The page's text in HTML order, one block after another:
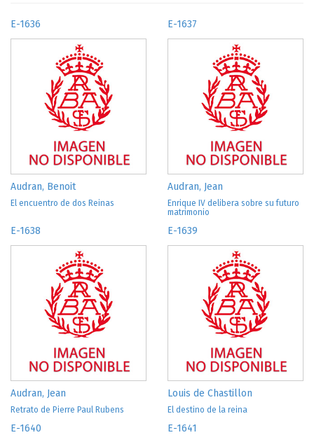
E-1636
Audran, Benoit
El encuentro de dos Reinas
E-1637
Audran, Jean
Enrique IV delibera sobre su futuro
matrimonio
E-1638
Audran, Jean
Retrato de Pierre Paul Rubens
E-1639
Louis de Chastillon
El destino de la reina
E-1640 E-1641